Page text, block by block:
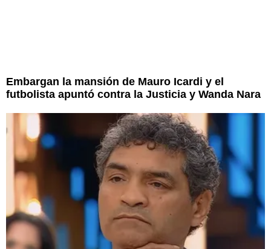
Embargan la mansión de Mauro Icardi y el
futbolista apuntó contra la Justicia y Wanda Nara